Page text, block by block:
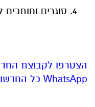
סוגרים
הצטרפו לקבוצת
WhatsApp כל החדשות לחצו כאן